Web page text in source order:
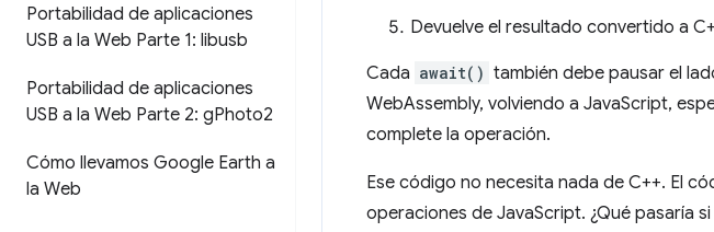
Portabilidad de aplicaciones
USB a la Web Parte 1: libusb
Portabilidad de aplicaciones
USB a la Web Parte 2: gPhoto2
Cómo llevamos Google Earth a
la Web
Devuelve el resultado convertido a
Cada await() también debe pausar el
WebAssembly, volviendo a JavaScript,
complete la operación.
Ese código no necesita nada de C++. El
operaciones de JavaScript. ¿Qué pasaría